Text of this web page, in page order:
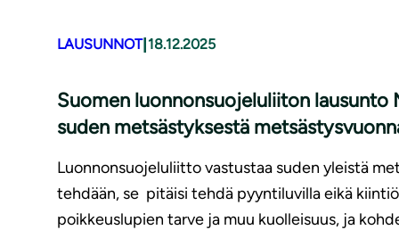
LAUSUNNOT|18.12.2025
Suomen luonnonsuojeluliiton lausunto
suden metsästyksestä
Luonnonsuojeluliitto vastustaa suden yleistä
tehdään, se pitäisi tehdä pyyntiluvilla eikä
poikkeuslupien tarve ja muu kuolleisuus, ja